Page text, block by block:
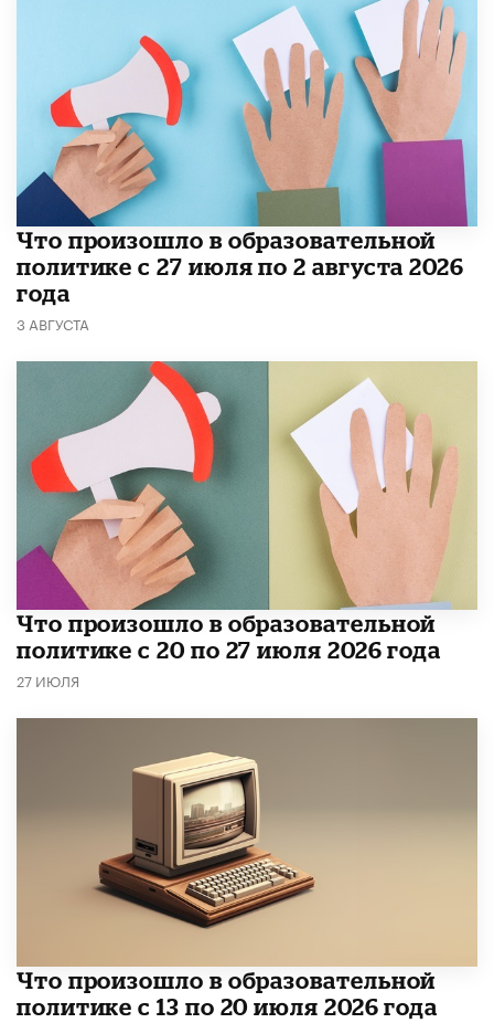
​Что произошло в образовательной
политике с 27 июля по 2 августа 2026
года
3 АВГУСТА
​Что произошло в образовательной
политике с 20 по 27 июля 2026 года
27 ИЮЛЯ
Что произошло в образовательной
политике с 13 по 20 июля 2026 года